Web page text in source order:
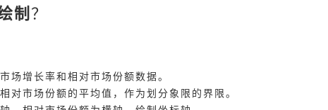
制？
场增长率和相对市场份额数据。
对市场份额的平均值，作为划分象限的界限。